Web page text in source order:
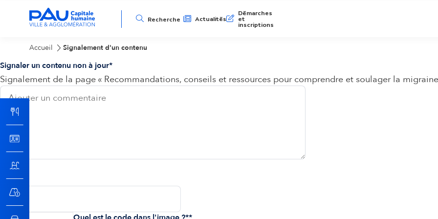
N
a
v
a
t
i
Recherche Actualités
Démarches
et
inscriptions
Accueil Signalement d'un contenu
Signaler un contenu non à jour
Signalement de la page « Recommandations, conseils et ressources pour comprendre et soulager la
Email